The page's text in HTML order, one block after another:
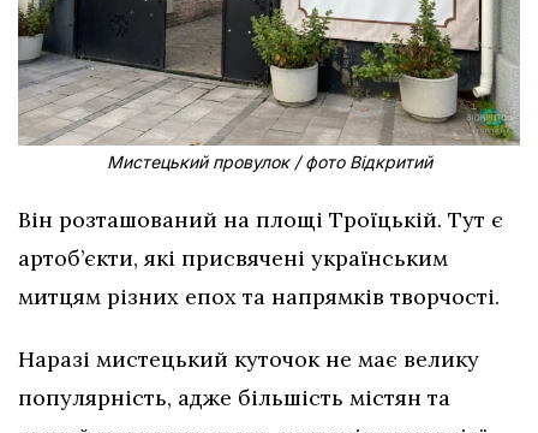
Мистецький провулок / фото Відкритий
Він розташований на площі Троїцькій. Тут є
артоб’єкти, які присвячені українським
митцям різних епох та напрямків творчості.
Наразі мистецький куточок не має велику
популярність, адже більшість містян та